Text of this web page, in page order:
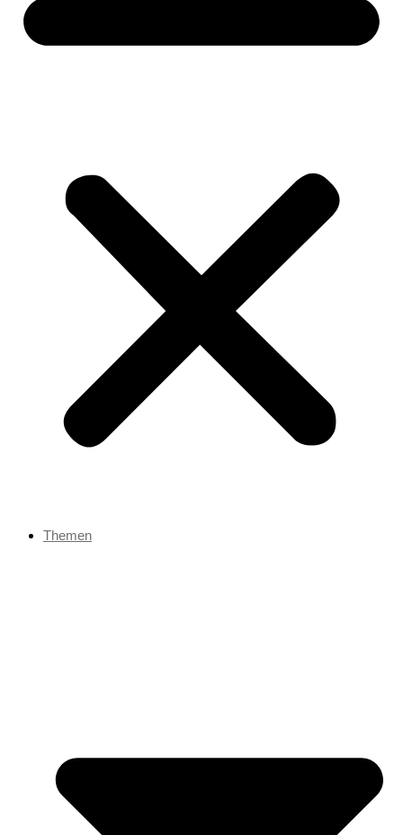
Themen